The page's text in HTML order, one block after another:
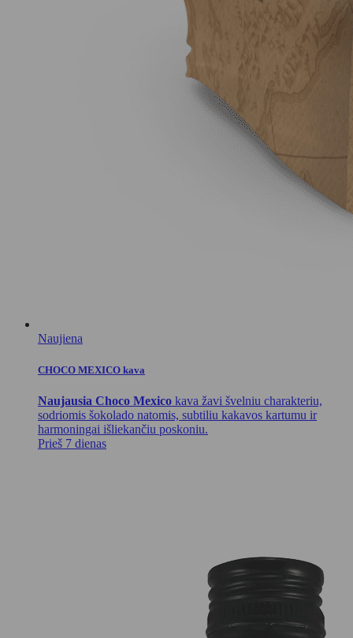
Naujiena
CHOCO MEXICO kava
Naujausia Choco Mexico kava žavi švelniu charakteriu,
sodriomis šokolado natomis, subtiliu kakavos kartumu ir
harmoningai išliekančiu poskoniu.
Prieš 7 dienas